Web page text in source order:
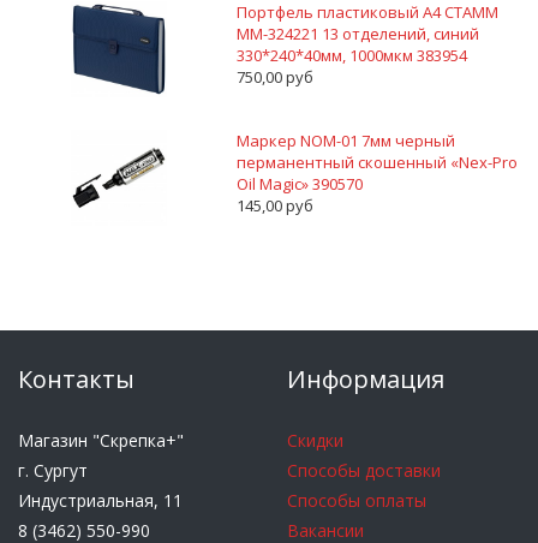
Портфель пластиковый А4 СТАММ
ММ-324221 13 отделений, синий
330*240*40мм, 1000мкм 383954
750,00 руб
Маркер NOM-01 7мм черный
перманентный скошенный «Nex-Pro
Oil Magic» 390570
145,00 руб
Контакты
Магазин "Скрепка+"
г. Сургут
Индустриальная, 11
8 (3462) 550-990
Информация
Скидки
Способы доставки
Способы оплаты
Вакансии